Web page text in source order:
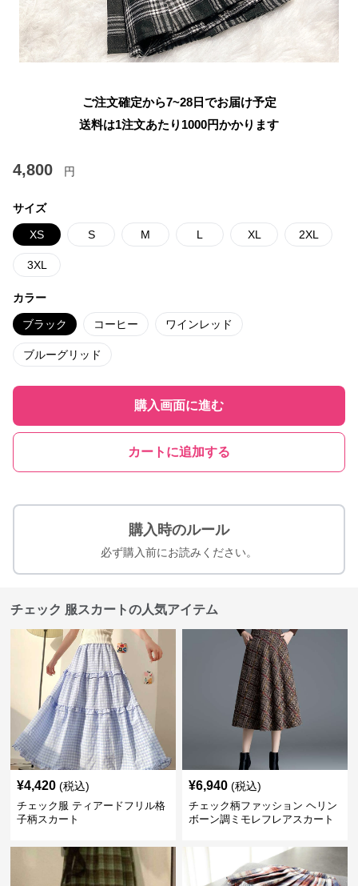
ご注文確定から7~28日でお届け予定
送料は1注文あたり 1000円かかります
4,800 円
サイズ
XS S M L XL 2XL
3XL
カラー
ブラック コーヒー ワインレッド
ブルーグリッド
購入画面に進む
カートに追加する
購入時のルール
必ず購入前にお読みください。
チェック 服スカートの人気アイテム
¥4,420 (税込)
チェック服 ティアードフリル格
子柄スカート
¥6,940 (税込)
チェック柄ファッション ヘリン
ボーン調ミモレフレアスカート